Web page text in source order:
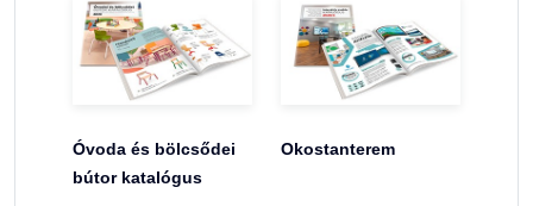
Óvoda és bölcsődei
bútor katalógus
Okostanterem